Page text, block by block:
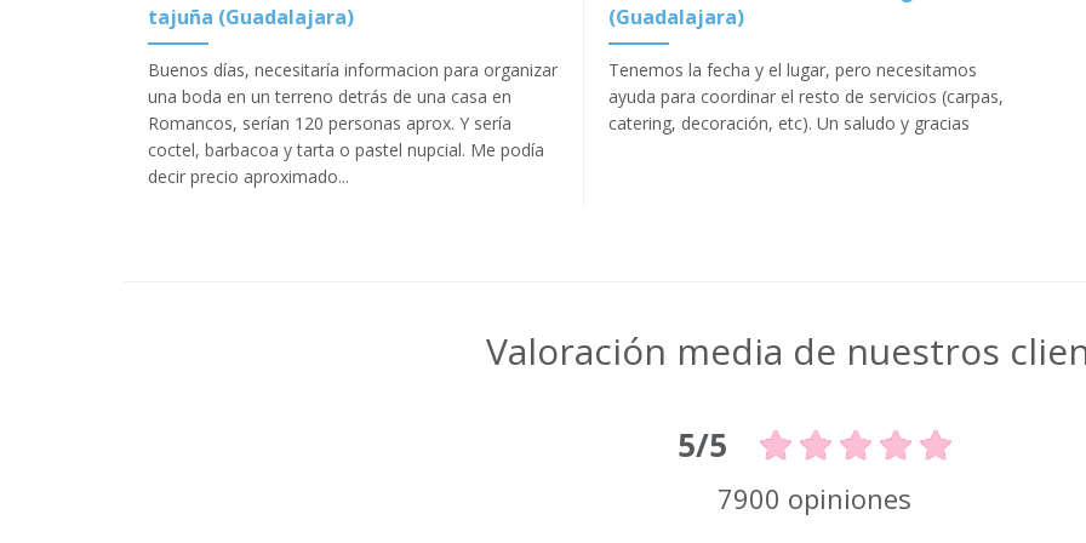
tajuña (Guadalajara)
Buenos días, necesitaría informacion para organizar
una boda en un terreno detrás de una casa en
Romancos, serían 120 personas aprox. Y sería
coctel, barbacoa y tarta o pastel nupcial. Me podía
decir precio aproximado...
(Guadalajara)
Tenemos la fecha y el lugar, pero necesitamos
ayuda para coordinar el resto de servicios (carpas,
catering, decoración, etc). Un saludo y gracias
Valoración media de nuestros
5/5
7900 opiniones